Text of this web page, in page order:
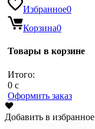
Избранное0
Корзина0
Товары в корзине
Итого:
0 c
Оформить заказ
Добавить в избранное